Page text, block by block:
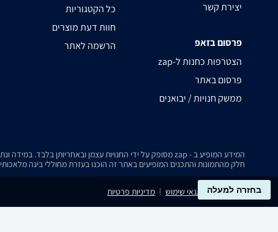
יצירת קשר
פרסום בזאפ
zap-הצטרפות כחנות ל
פרסום באתר
ממשק חנויות / יבואנים
כל הקטגוריות
חוות דעת מוצרים
הרשמה לאתר
המידע המופיע ב - zap מסופק על ידי החנויות עצמן ובאחריותן בלבד. במידה ונתקלת בבעיה כלשהי בנתונים המוצגים באתר, אנא שלח אלינו הודעה ואנו נטפל בעניין.
חלק מהתמונות והתכנים המופיעים באתר זה הוכנו בעזרת מחוללי בינה
בחזרה למעלה
נגישות תנאי שימוש מדיניות פרטיות